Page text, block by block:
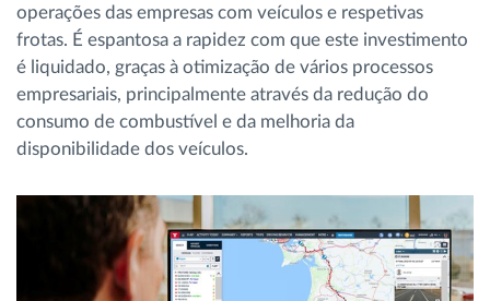
Ver todas as funcionalidades
Como resolvemos cada necessidade da
atividade da frota
Calculadora de Benefícios
operações das empresas com veículos e respetivas
frotas. É espantosa a rapidez com que este investimento
é liquidado, graças à otimização de vários processos
empresariais, principalmente através da redução do
consumo de combustível e da melhoria da
disponibilidade dos veículos.